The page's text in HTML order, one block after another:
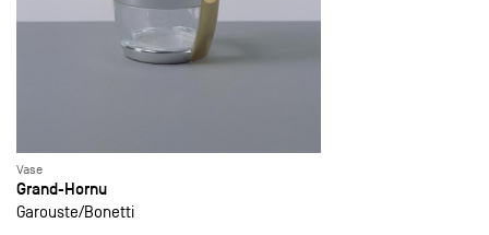
Vase
Grand-Hornu
Garouste Bonetti